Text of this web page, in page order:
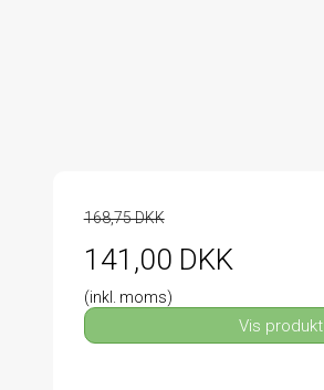
168,75 DKK
141,00 DKK
(inkl. moms)
Vis produkt